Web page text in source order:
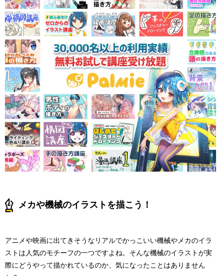
メカや機械のイラストを描こう！
アニメや映画に出てきそうなリアルでかっこいい機械や メカのイラ
ストは人気のモチーフの一つですよね。そんな機械のイラストが実
際にどうやって描かれているのか、気になったことはありません